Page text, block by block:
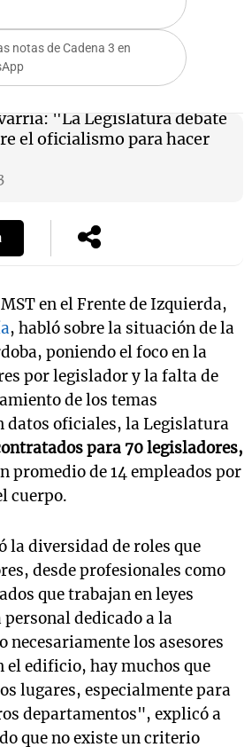
notas de Cadena 3 en
"La Legislatura debate
el oficialismo para hacer
en el Frente de Izquierda,
, habló sobre la situación de la
poniendo el foco en la
por legislador y la falta de
de los temas
datos oficiales, la Legislatura
para 70 legisladores,
promedio de 14 empleados por
cuerpo.
la diversidad de roles que
desde profesionales como
que trabajan en leyes
dedicado a la
necesariamente los asesores
el edificio, hay muchos que
lugares, especialmente para
departamentos", explicó a
que no existe un criterio
2026
La Sole en
Cadena 3